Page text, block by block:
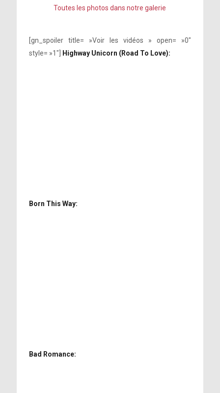
Toutes les photos dans notre galerie
[gn_spoiler title= »Voir les vidéos » open= »0″
style= »1″]
Highway Unicorn (Road To Love):
Born This Way:
Bad Romance: